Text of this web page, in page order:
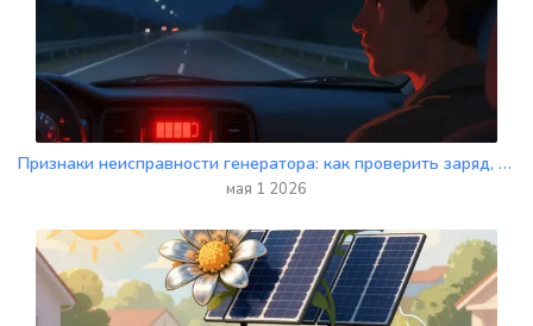
Признаки неисправности генератора: как проверить заряд, ремень и лампу АКБ
мая 1 2026